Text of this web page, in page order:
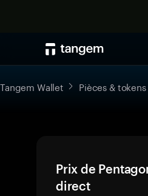
Tangem Wallet Pièces & tokens
Prix de
direct